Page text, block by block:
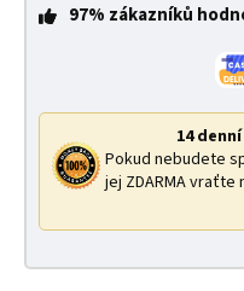
97% zákazníků
14
Pokud nebudete
jej ZDARMA vraťte